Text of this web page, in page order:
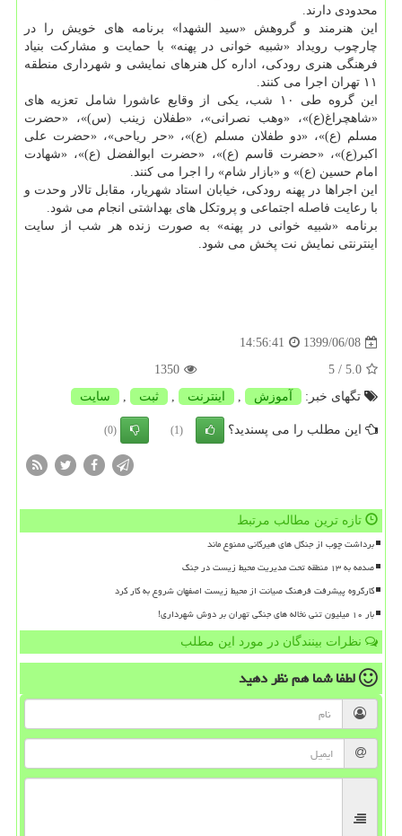
محدودی دارند.
این هنرمند و گروهش «سید الشهدا» برنامه های خویش را در
چارچوب رویداد «شبیه خوانی در پهنه» با حمایت و مشارکت بنیاد
فرهنگی هنری رودکی، اداره کل هنرهای نمایشی و شهرداری منطقه
۱۱ تهران اجرا می کنند.
این گروه طی ۱۰ شب، یکی از وقایع عاشورا شامل تعزیه های
«شاهچراغ(ع)»، «وهب نصرانی»، «طفلان زینب (س)»، «حضرت
مسلم (ع)»، «دو طفلان مسلم (ع)»، «حر ریاحی»، «حضرت علی
اکبر(ع)»، «حضرت قاسم (ع)»، «حضرت ابوالفضل (ع)»، «شهادت
امام حسین (ع)» و «بازار شام» را اجرا می کنند.
این اجراها در پهنه رودکی، خیابان استاد شهریار، مقابل تالار وحدت و
با رعایت فاصله اجتماعی و پروتکل های بهداشتی انجام می شود.
برنامه «شبیه خوانی در پهنه» به صورت زنده هر شب از سایت
اینترنتی نمایش نت پخش می شود.
1399/06/08
14:56:41
5.0
/ 5
1350
تگهای خبر:
آموزش , اینترنت , ثبت , سایت
این مطلب را می پسندید؟ (1)
(0)
تازه ترین مطالب مرتبط
برداشت چوب از جنگل های هیرکانی ممنوع ماند
صدمه به ۱۳ منطقه تحت مدیریت محیط زیست در جنگ
کارگروه پیشرفت فرهنگ صیانت از محیط زیست اصفهان شروع به کار کرد
بار ۱۰ میلیون تنی نخاله های جنگی تهران بر دوش شهرداری!
نظرات بینندگان در مورد این مطلب
لطفا شما همنظر دهید